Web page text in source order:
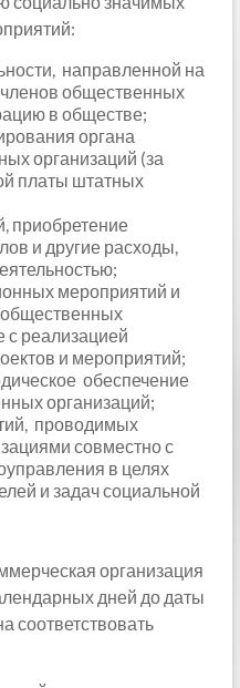
направленной на
общественных
в обществе;
органа
организаций (за
платы штатных
приобретение
и другие расходы,
мероприятий и
с реализацией
и мероприятий;
обеспечение
организаций;
проводимых
совместно с
в целях
и задач социальной
организация
дней до даты
соответствовать